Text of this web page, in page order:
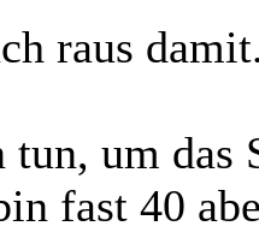
raus
tun, um das
fast 40